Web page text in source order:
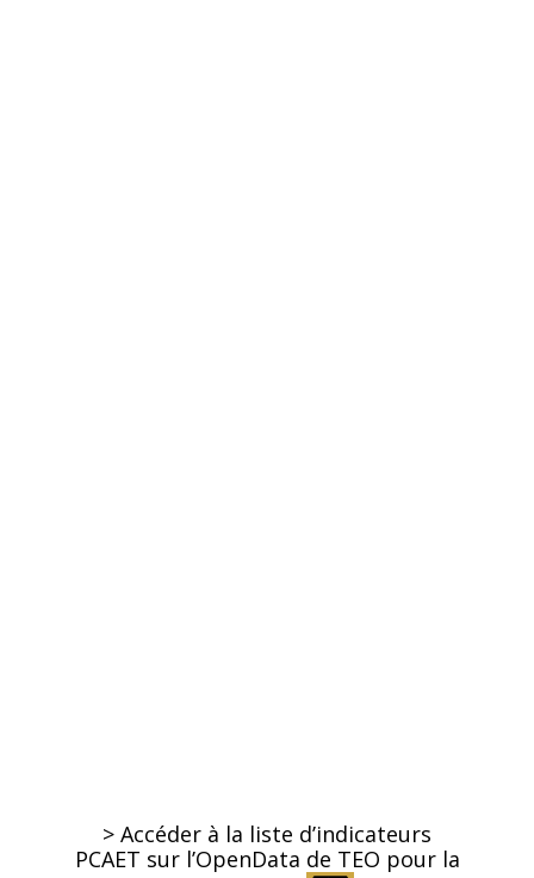
> Accéder à la liste d’indicateurs
PCAET sur l’OpenData de TEO pour la